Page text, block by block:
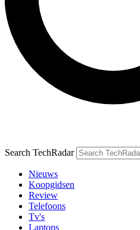
Search TechRadar
Nieuws
Koopgidsen
Review
Telefoons
Tv's
Laptops